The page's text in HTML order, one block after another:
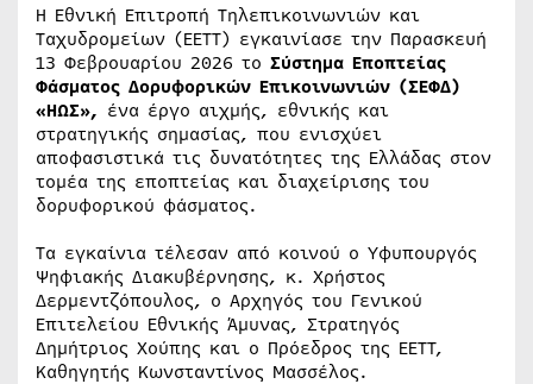
Η Εθνική Επιτροπή Τηλεπικοινωνιών και
Ταχυδρομείων (ΕΕΤΤ) εγκαινίασε την Παρασκευή
13 Φεβρουαρίου 2026 το Σύστημα Εποπτείας
Φάσματος Δορυφορικών Επικοινωνιών (ΣΕΦΔ)
«ΗΩΣ», ένα έργο αιχμής, εθνικής και
στρατηγικής σημασίας, που ενισχύει
αποφασιστικά τις δυνατότητες της Ελλάδας στον
τομέα της εποπτείας και διαχείρισης του
δορυφορικού φάσματος.
Τα εγκαίνια τέλεσαν από κοινού ο Υφυπουργός
Ψηφιακής Διακυβέρνησης, κ. Χρήστος
Δερμεντζόπουλος, ο Αρχηγός του Γενικού
Επιτελείου Εθνικής Άμυνας, Στρατηγός
Δημήτριος Χούπης και ο Πρόεδρος της ΕΕΤΤ,
Καθηγητής Κωνσταντίνος Μασσέλος.